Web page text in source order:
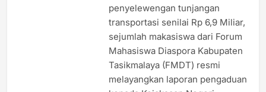
penyelewengan tunjangan
transportasi senilai Rp 6,9 Miliar,
sejumlah makasiswa dari Forum
Mahasiswa Diaspora Kabupaten
Tasikmalaya (FMDT) resmi
melayangkan laporan pengaduan